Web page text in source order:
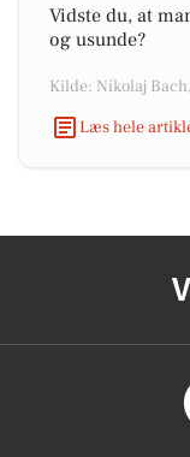
Vidste du, at
og usunde?
Kilde: Nikolaj
Læs hele